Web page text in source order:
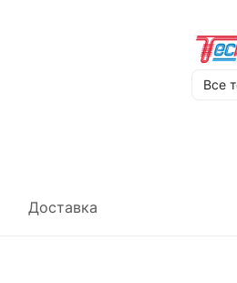
Все
Доставка